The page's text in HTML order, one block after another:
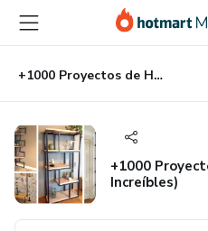
principal
página
de
página
+1000 Proyectos de Herrería (Muebles Increíbles)
+1000
Increíbles)